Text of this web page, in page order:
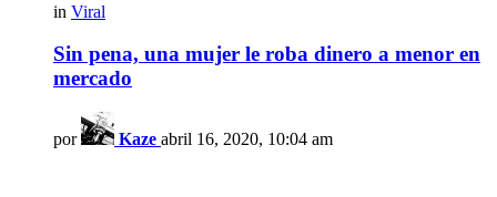
in Viral
Sin pena, una mujer le roba dinero a menor en
mercado
por Kaze abril 16, 2020, 10:04 am